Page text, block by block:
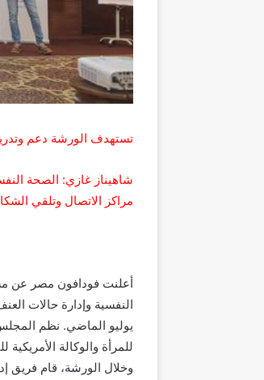
تستهدف الورشة دعم
شاهيناز غازي: الصحة
مراكز الاتصال وتلقي
أعلنت فودافون مصر عن
يوليو الماضي. نظم
للمرأة والوكالة
وخلال الورشة، قام فريق